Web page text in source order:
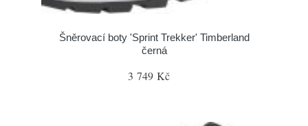
Šněrovací boty 'Sprint Trekker' Timberland
černá
3 749 Kč